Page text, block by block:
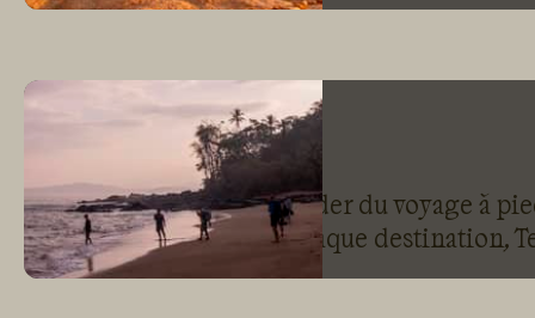
Leader du voyage à
de la randonnée pour chaque destination,